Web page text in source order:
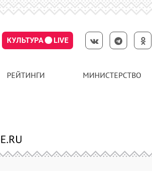
КУЛЬТУРА LIVE
РЕЙТИНГИ МИНИСТЕРСТВО